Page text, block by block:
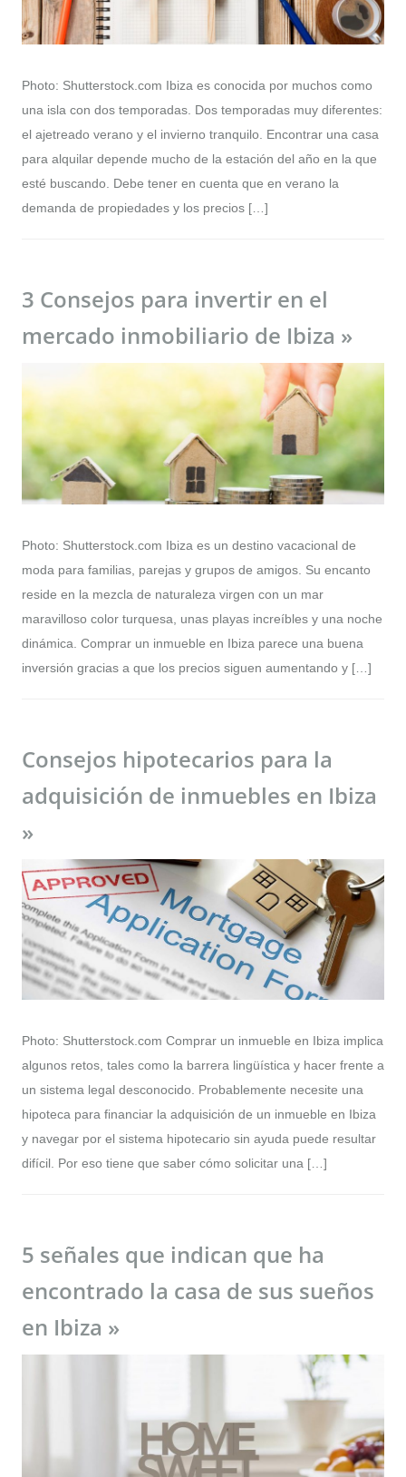
Photo: Shutterstock.com Ibiza es conocida por muchos como
una isla con dos temporadas. Dos temporadas muy diferentes:
el ajetreado verano y el invierno tranquilo. Encontrar una casa
para alquilar depende mucho de la estación del año en la que
esté buscando. Debe tener en cuenta que en verano la
demanda de propiedades y los precios […]
3 Consejos para invertir en el
mercado inmobiliario de Ibiza »
Photo: Shutterstock.com Ibiza es un destino vacacional de
moda para familias, parejas y grupos de amigos. Su encanto
reside en la mezcla de naturaleza virgen con un mar
maravilloso color turquesa, unas playas increíbles y una noche
dinámica. Comprar un inmueble en Ibiza parece una buena
inversión gracias a que los precios siguen aumentando y […]
Consejos hipotecarios para la
adquisición de inmuebles en Ibiza
»
Photo: Shutterstock.com Comprar un inmueble en Ibiza implica
algunos retos, tales como la barrera lingüística y hacer frente a
un sistema legal desconocido. Probablemente necesite una
hipoteca para financiar la adquisición de un inmueble en Ibiza
y navegar por el sistema hipotecario sin ayuda puede resultar
difícil. Por eso tiene que saber cómo solicitar una […]
5 señales que indican que ha
encontrado la casa de sus sueños
en Ibiza »